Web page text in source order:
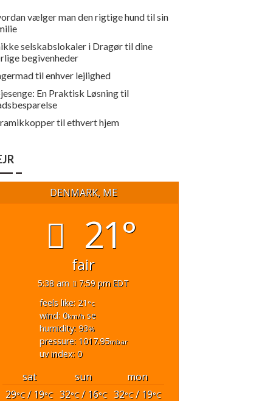
vælger man den rigtige hund til sin
selskabslokaler i Dragør til dine
begivenheder
til enhver lejlighed
En Praktisk Løsning til
til ethvert hjem
DENMARK, ME
21°
fair
5:38 am
7:59 pm EDT
feels like: 21 °c
wind: 0km/hse
humidity: 93%
pressure: 1017.95mbar
uv index: 0
sat sun
mon
29°C/ 19°C 32°C/ 16°C 32°C/ 19°C